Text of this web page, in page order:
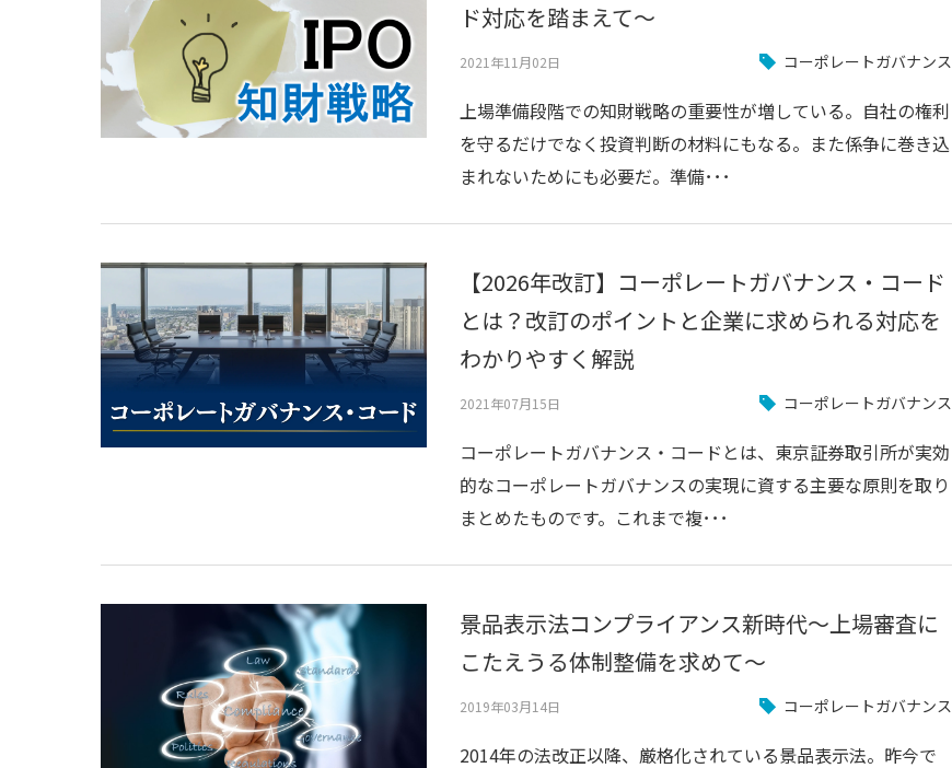
ド対応を踏まえて～
2021年11月02日 コーポレートガバナンス
上場準備段階での知財戦略の重要性が増している。自社の権利
を守るだけでなく投資判断の材料にもなる。また係争に巻き込
まれないためにも必要だ。準備･･･
【2026年改訂】コーポレートガバナンス・コード
とは？改訂のポイントと企業に求められる対応を
わかりやすく解説
2021年07月15日 コーポレートガバナンス
コーポレートガバナンス・コードとは、東京証券取引所が実効
的なコーポレートガバナンスの実現に資する主要な原則を取り
まとめたものです。これまで複･･･
景品表示法コンプライアンス新時代～上場審査に
こたえうる体制整備を求めて～
2019年03月14日 コーポレートガバナンス
2014年の法改正以降、厳格化されている景品表示法。昨今で